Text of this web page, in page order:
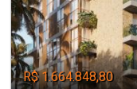
R$ 1.664.848,80